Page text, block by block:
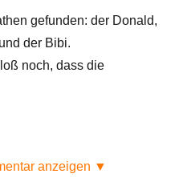
gefunden: der Donald,
der Bibi.
noch, dass die
anzeigen ▼